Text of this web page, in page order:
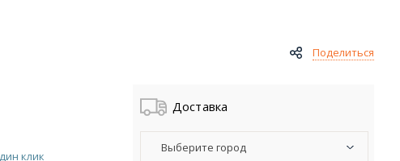
Поделиться
клик
Доставка
Выберите город